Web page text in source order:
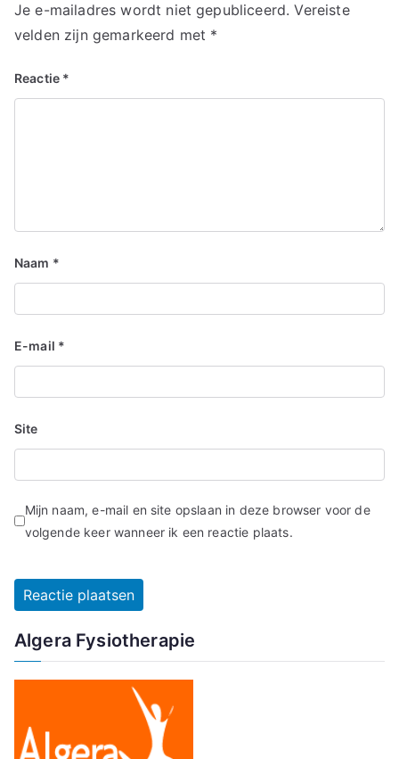
Je e-mailadres wordt niet gepubliceerd. Vereiste
velden zijn gemarkeerd met *
Reactie *
Naam *
E-mail *
Site
Mijn naam, e-mail en site opslaan in deze browser voor de
volgende keer wanneer ik een reactie plaats.
Algera Fysiotherapie